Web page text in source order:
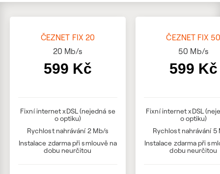
ČEZNET FIX 20
20 Mb/s
599 Kč
Fixní internet xDSL (nejedná se
o optiku)
Rychlost nahrávání 2 Mb/s
Instalace zdarma při smlouvě na
dobu neurčitou
ČEZNET FIX
50 Mb/s
599 Kč
Fixní internet xDSL
o optiku)
Rychlost nahrávání 5
Instalace zdarma při
dobu neurčitou